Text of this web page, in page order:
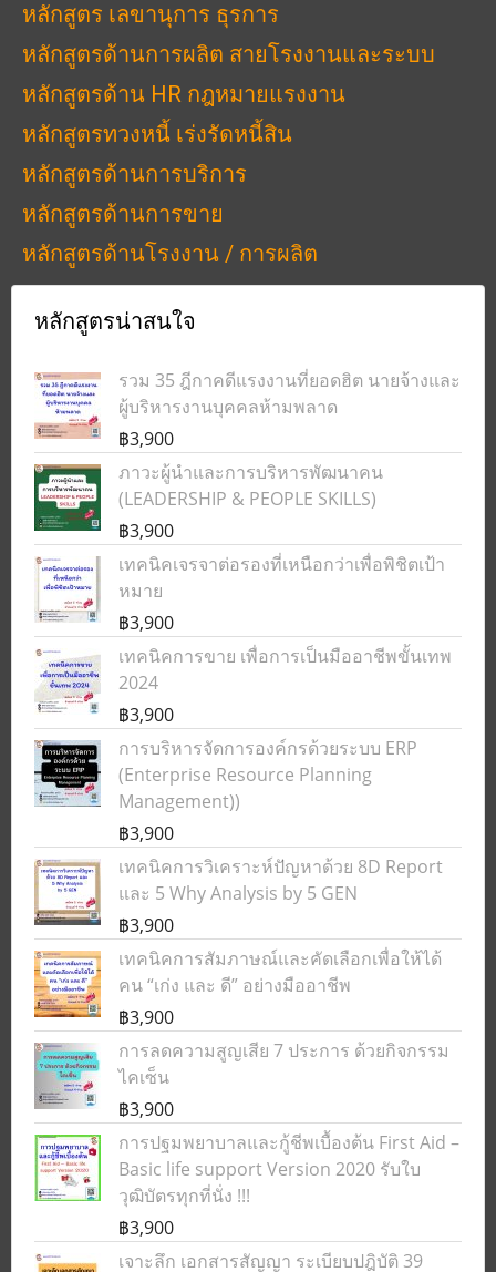
หลักสูตร เลขานุการ ธุรการ
หลักสูตรด้านการผลิต สายโรงงานและระบบ
หลักสูตรด้าน HR กฎหมายแรงงาน
หลักสูตรทวงหนี้ เร่งรัดหนี้สิน
หลักสูตรด้านการบริการ
หลักสูตรด้านการขาย
หลักสูตรด้านโรงงาน / การผลิต
หลักสูตรน่าสนใจ
รวม 35 ฎีกาคดีแรงงานที่ยอดฮิต นายจ้างและ
ผู้บริหารงานบุคคลห้ามพลาด
฿3,900
ภาวะผู้นำและการบริหารพัฒนาคน
(LEADERSHIP & PEOPLE SKILLS)
฿3,900
เทคนิคเจรจาต่อรองที่เหนือกว่าเพื่อพิชิตเป้า
หมาย
฿3,900
เทคนิคการขาย เพื่อการเป็นมืออาชีพขั้นเทพ
2024
฿3,900
การบริหารจัดการองค์กรด้วยระบบ ERP
(Enterprise Resource Planning
Management))
฿3,900
เทคนิคการวิเคราะห์ปัญหาด้วย 8D Report
และ 5 Why Analysis by 5 GEN
฿3,900
เทคนิคการสัมภาษณ์และคัดเลือกเพื่อให้ได้
คน “เก่ง และ ดี” อย่างมืออาชีพ
฿3,900
การลดความสูญเสีย 7 ประการ ด้วยกิจกรรม
ไคเซ็น
฿3,900
การปฐมพยาบาลและกู้ชีพเบื้องต้น First Aid –
Basic life support Version 2020 รับใบ
วุฒิบัตรทุกที่นั่ง !!!
฿3,900
เจาะลึก เอกสารสัญญา ระเบียบปฎิบัติ 39